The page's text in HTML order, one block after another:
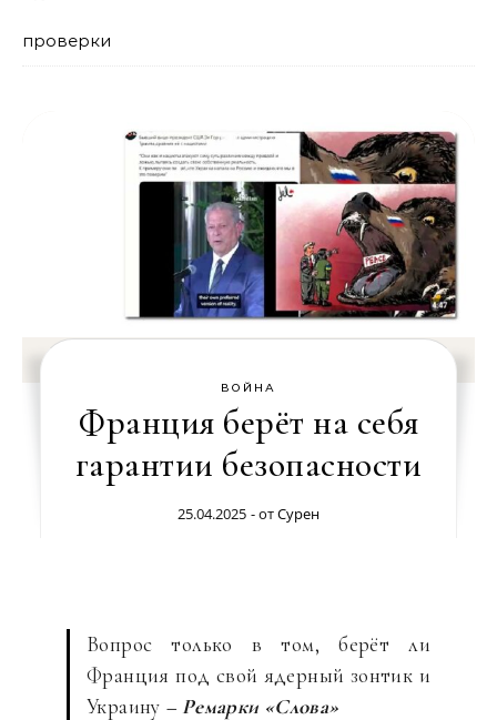
проверки
ВОЙНА
Франция берёт на себя
гарантии безопасности
25.04.2025 - отСурен
Вопрос только в том, берёт ли
Франция под свой ядерный зонтик и
Украину – Ремарки «Слова»